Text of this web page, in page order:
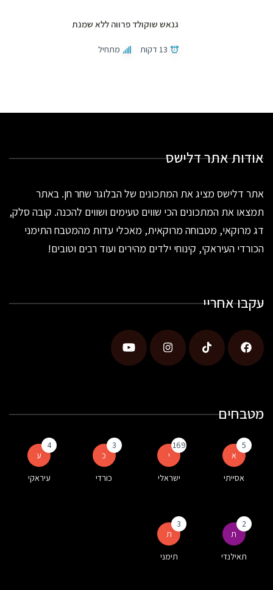
גנאש שוקולד פרווה ללא שמנת
13 דקות מתחיל
אודות אתר דלישס
אתר דלישס מציג את המתכונים של הבלוגר שחר חן. באתר
תמצאו את המתכונים הכי שווים טעימים ושווים להכנה. קובה סלק,
דג מרוקאי, מטבוחה מרוקאית, מאכלי עדות מהמטבח התימני
הכורדי העיראקי, קינוחי ילדים מהירים ועוד רבים וטובים!
עקבו אחריי
מטבחים
א
5
אסייתי
י
169
ישראלי
כ
3
כורדי
ע
4
עיראקי
ת
2
תאילנדי
ת
3
תימני